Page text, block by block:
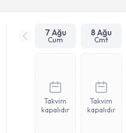
7 Ağu
Cum
8 Ağu
Cmt
Takvim
kapalıdır
Takvim
kapalıdır